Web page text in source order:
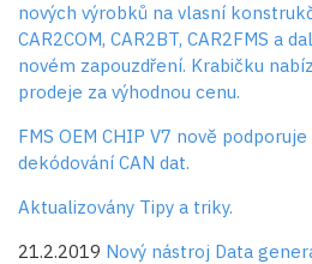
nových výrobků na vlasní
CAR2COM, CAR2BT, CAR2FMS a
novém zapouzdření. Krabičku
prodeje za výhodnou cenu.
FMS OEM CHIP V7 nově
dekódování CAN dat.
Aktualizovány Tipy a triky.
21.2.2019 Nový nástroj Data